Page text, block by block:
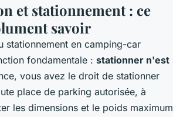
et stationnement : ce
savoir
stationnement en camping-car
fondamentale : stationner n'est
vous avez le droit de stationner
place de parking autorisée, à
les dimensions et le poids maximum